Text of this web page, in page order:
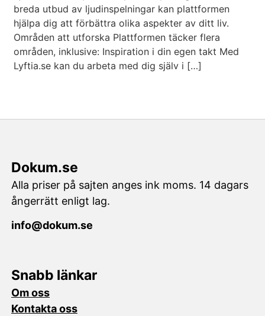
breda utbud av ljudinspelningar kan plattformen
hjälpa dig att förbättra olika aspekter av ditt liv.
Områden att utforska Plattformen täcker flera
områden, inklusive: Inspiration i din egen takt Med
Lyftia.se kan du arbeta med dig själv i […]
Dokum.se
Alla priser på sajten anges ink moms. 14 dagars
ångerrätt enligt lag.
info@dokum.se
Snabb länkar
Om oss
Kontakta oss